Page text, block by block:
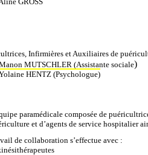
Infirmières et Auxiliaires de
MUTSCHLER (Assistante sociale)
HENTZ (Psychologue)
paramédicale composée de
et d’agents de service hospitalier
de collaboration s’effectue avec :